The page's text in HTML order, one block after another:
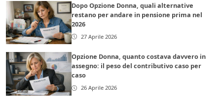
Dopo Opzione Donna, quali alternative
restano per andare in pensione prima nel
2026
27 Aprile 2026
Opzione Donna, quanto costava davvero in
assegno: il peso del contributivo caso per
caso
26 Aprile 2026